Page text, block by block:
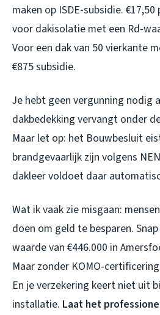
maken op ISDE-subsidie.
voor dakisolatie met een Rd-
Voor een dak van 50 vierkante
€875 subsidie.
Je hebt geen vergunning nodig
dakbedekking vervangt onder
Maar let op: het Bouwbesluit
brandgevaarlijk zijn volgens
dakleer voldoet daar
Wat ik vaak zie misgaan:
doen om geld te besparen.
waarde van €446.000 in
Maar zonder KOMO-
En je verzekering keert niet uit
installatie. Laat het